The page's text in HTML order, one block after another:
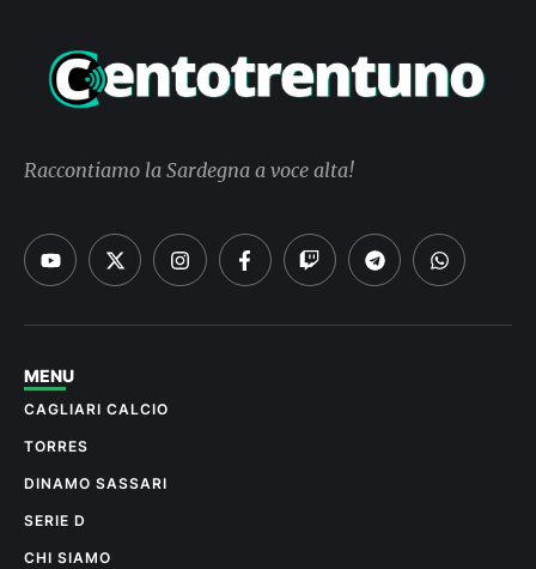
Raccontiamo la Sardegna a voce alta!
MENU
CAGLIARI CALCIO
TORRES
DINAMO SASSARI
SERIE D
CHI SIAMO